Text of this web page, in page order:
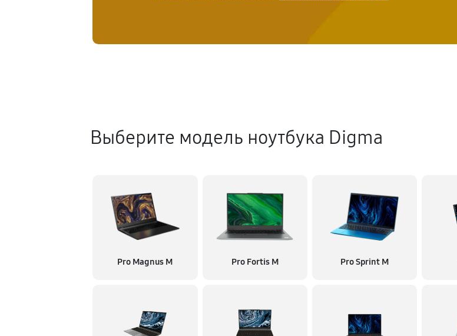
Выберите модель ноутбука Digma
Pro Magnus M Pro Fortis M Pro Sprint M